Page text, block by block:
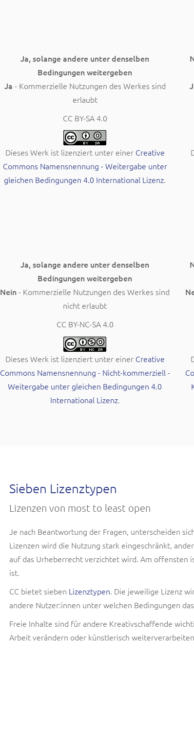
Ja, solange andere unter denselben
Bedingungen weitergeben
Ja - Kommerzielle Nutzungen des Werkes sind
erlaubt
CC BY-SA 4.0
Dieses Werk ist lizenziert unter einer Creative
Commons Namensnennung - Weitergabe unter
gleichen Bedingungen 4.0 International Lizenz.
Ja, solange andere unter denselben
Bedingungen weitergeben
Nein- Kommerzielle Nutzungen des Werkes sind
nicht erlaubt
CC BY-NC-SA 4.0
Dieses Werk ist lizenziert unter einer Creative
Commons Namensnennung - Nicht-kommerziell -
Weitergabe unter gleichen Bedingungen 4.0
International Lizenz.
Sieben Lizenztypen
Lizenzen von most to least open
Je nach Beantwortung der Fragen, unterscheiden
Lizenzen wird die Nutzung stark eingeschränkt,
auf das Urheberrecht verzichtet wird. Am offensten
ist.
CC bietet sieben Lizenztypen. Die jeweilige Lizenz
andere Nutzer:innen unter welchen Bedingungen
Freie Inhalte sind für andere Kreativschaffende
Arbeit verändern oder künstlerisch